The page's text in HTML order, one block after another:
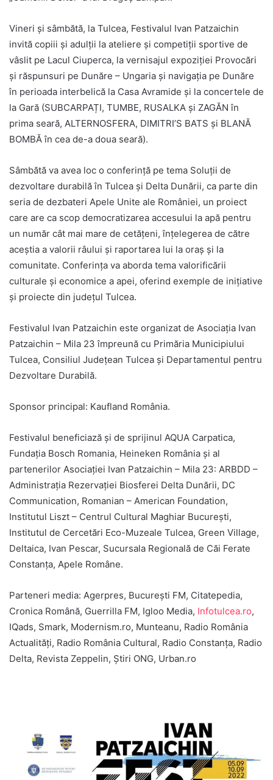
Vineri și sâmbătă, la Tulcea, Festivalul Ivan Patzaichin
invită copiii și adulții la ateliere și competiții sportive de
vâslit pe Lacul Ciuperca, la vernisajul expoziției Provocări
și răspunsuri pe Dunăre – Ungaria și navigația pe Dunăre
în perioada interbelică la Casa Avramide și la concertele de
la Gară (SUBCARPAȚI, TUMBE, RUSALKA și ZAGĂN în
prima seară, ALTERNOSFERA, DIMITRI’S BATS și BLANĂ
BOMBĂ în cea de-a doua seară).
Sâmbătă va avea loc o conferință pe tema Soluții de
dezvoltare durabilă în Tulcea și Delta Dunării, ca parte din
seria de dezbateri Apele Unite ale României, un proiect
care are ca scop democratizarea accesului la apă pentru
un număr cât mai mare de cetățeni, înțelegerea de către
aceștia a valorii râului și raportarea lui la oraș și la
comunitate. Conferința va aborda tema valorificării
culturale și economice a apei, oferind exemple de inițiative
și proiecte din județul Tulcea.
Festivalul Ivan Patzaichin este organizat de Asociația Ivan
Patzaichin – Mila 23 împreună cu Primăria Municipiului
Tulcea, Consiliul Județean Tulcea și Departamentul pentru
Dezvoltare Durabilă.
Sponsor principal: Kaufland România.
Festivalul beneficiază și de sprijinul AQUA Carpatica,
Fundația Bosch Romania, Heineken România și al
partenerilor Asociației Ivan Patzaichin – Mila 23: ARBDD –
Administrația Rezervației Biosferei Delta Dunării, DC
Communication, Romanian – American Foundation,
Institutul Liszt – Centrul Cultural Maghiar București,
Institutul de Cercetări Eco-Muzeale Tulcea, Green Village,
Deltaica, Ivan Pescar, Sucursala Regională de Căi Ferate
Constanța, Apele Române.
Parteneri media: Agerpres, București FM, Citatepedia,
Cronica Română, Guerrilla FM, Igloo Media, Infotulcea.ro,
IQads, Smark, Modernism.ro, Munteanu, Radio România
Actualități, Radio România Cultural, Radio Constanța, Radio
Delta, Revista Zeppelin, Știri ONG, Urban.ro